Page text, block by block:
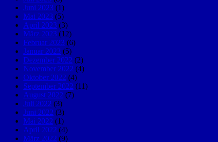
Juni 2023 (1)
Mai 2023 (5)
April 2023 (3)
März 2023 (12)
Februar 2023 (6)
Januar 2023 (5)
Dezember 2022 (2)
November 2022 (4)
Oktober 2022 (4)
September 2022 (11)
August 2022 (7)
Juli 2022 (3)
Juni 2022 (3)
Mai 2022 (1)
April 2022 (4)
März 2022 (9)